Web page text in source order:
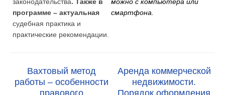
программе – актуальная
судебная практика и
практические рекомендации.
смартфона.
Вахтовый метод
работы – особенности
правового
Аренда коммерческой
недвижимости.
Порядок оформления